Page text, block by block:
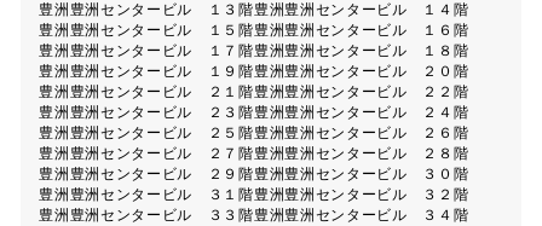
豊洲豊洲センタービル １３階豊洲豊洲センタービル １４階
豊洲豊洲センタービル １５階豊洲豊洲センタービル １６階
豊洲豊洲センタービル １７階豊洲豊洲センタービル １８階
豊洲豊洲センタービル １９階豊洲豊洲センタービル ２０階
豊洲豊洲センタービル ２１階豊洲豊洲センタービル ２２階
豊洲豊洲センタービル ２３階豊洲豊洲センタービル ２４階
豊洲豊洲センタービル ２５階豊洲豊洲センタービル ２６階
豊洲豊洲センタービル ２７階豊洲豊洲センタービル ２８階
豊洲豊洲センタービル ２９階豊洲豊洲センタービル ３０階
豊洲豊洲センタービル ３１階豊洲豊洲センタービル ３２階
豊洲豊洲センタービル ３３階豊洲豊洲センタービル ３４階